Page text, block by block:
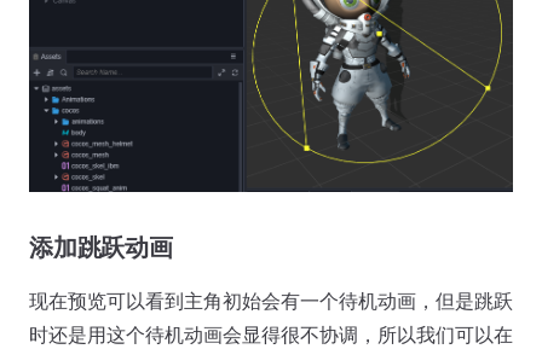
添加跳跃动画
现在预览可以看到主角初始会有一个待机动画，但是跳跃
时还是用这个待机动画会显得很不协调，所以我们可以在